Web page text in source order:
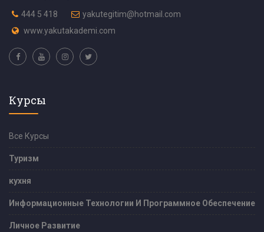
444 5 418
yakutegitim@hotmail.com
www.yakutakademi.com
Курсы
Все Курсы
Туризм
кухня
Информационные Технологии И Программное Обеспечение
Личное Развитие